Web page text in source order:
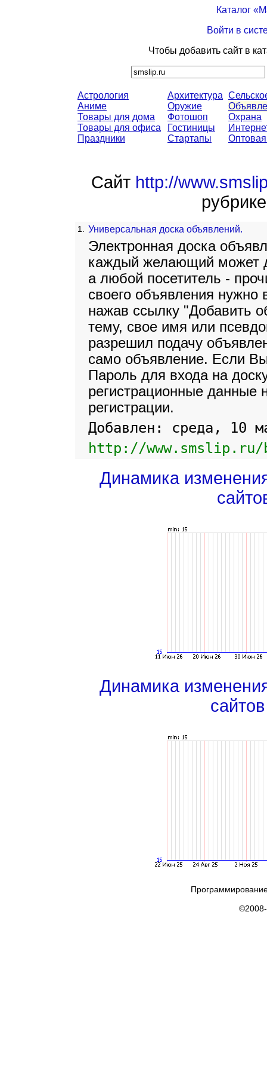
Каталог
Войти в
Чтобы добавить сайт в
Астрология
Аниме
Товары для дома
Товары для офиса
Праздники
Архитектура
Оружие
Фотошоп
Гостиницы
Стартапы
Охрана
Оптовая
Сайт http://
1. Универсальная доска объявлений.
Электронная доска
каждый желающий может
а любой посетитель -
своего объявления
нажав ссылку "Добавить
тему, свое имя или
разрешил подачу
само объявление. Если
Пароль для входа на
регистрационные данные
регистрации.
Добавлен: среда, 10
http://www.smslip.ru/
Динамика
Динамика
сайтов